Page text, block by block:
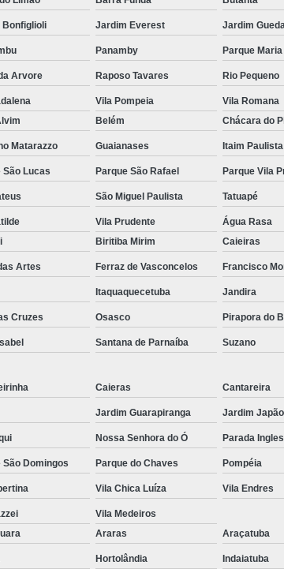
Bonfiglioli Jardim Everest Jardim
Panamby Parque
Arvore Raposo Tavares Rio Pequeno
Vila Pompeia Vila Romana
Belém Chácara do
Matarazzo Guaianases Itaim Paulista
São Lucas Parque São Rafael Parque Vila
São Miguel Paulista Tatuapé
Vila Prudente
Água Rasa
Biritiba Mirim Caieiras
Artes Ferraz de Vasconcelos Francisco
Itaquaquecetuba Jandira
Cruzes Osasco Pirapora do
Santana de Parnaíba Suzano
Caieras Cantareira
Jardim Guarapiranga Jardim Japão
Nossa Senhora do Ó Parada
São Domingos Parque do Chaves Pompéia
Vila Chica Luíza Vila Endres
Vila Medeiros
Araras Araçatuba
Hortolândia Indaiatuba